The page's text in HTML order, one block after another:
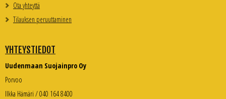
Ota yhteyttä
Tilauksen peruuttaminen
YHTEYSTIEDOT
Uudenmaan Suojainpro Oy
Porvoo
Ilkka Hämäri / 040 164 8400